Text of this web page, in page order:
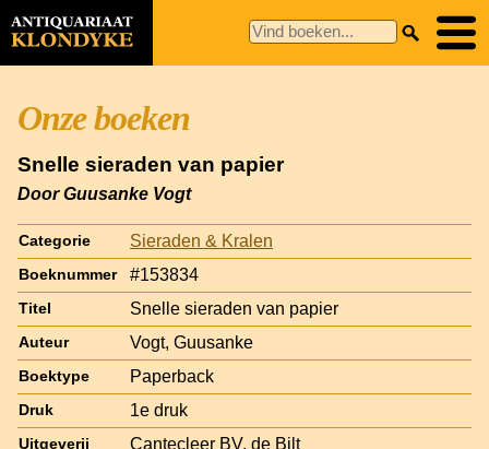
Onze boeken
Snelle sieraden van papier
Door Guusanke Vogt
Categorie Sieraden & Kralen
Boeknummer #153834
Titel Snelle sieraden van papier
Auteur Vogt, Guusanke
Boektype Paperback
Druk 1e druk
Uitgeverij Cantecleer BV, de Bilt